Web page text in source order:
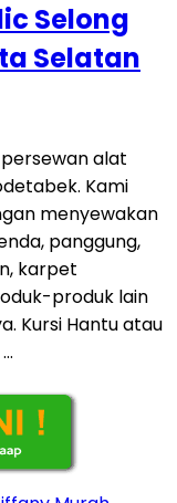
Selong
Selatan
alat
Kami
menyewakan
panggung,
karpet
produk lain
Kursi Hantu atau